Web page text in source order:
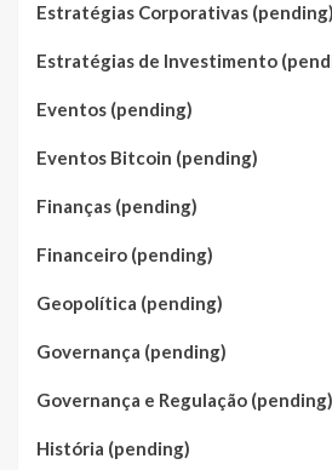
Estratégias Corporativas (pending)
Estratégias de Investimento
Eventos (pending)
Eventos Bitcoin (pending)
Finanças (pending)
Financeiro (pending)
Geopolítica (pending)
Governança (pending)
Governança e Regulação (pending)
História (pending)